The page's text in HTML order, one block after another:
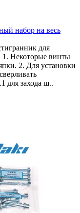
набор на весь
для
Некоторые винты
2. Для установки
для захода ш..